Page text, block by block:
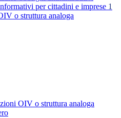
per cittadini e imprese 1
o struttura analoga
OIV o struttura analoga